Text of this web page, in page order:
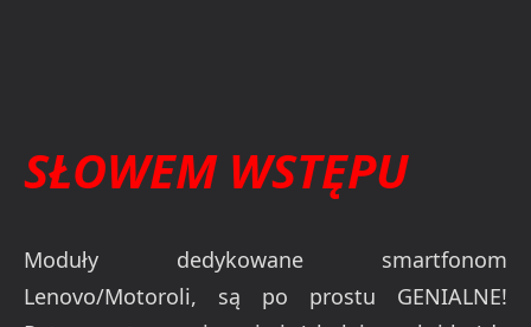
SŁOWEM WSTĘPU
Moduły dedykowane smartfonom
Lenovo/Motoroli, są po prostu GENIALNE!